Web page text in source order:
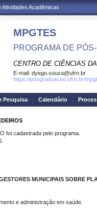
Acadêmicas
MPGTES
PROGRAMA DE
CENTRO DE CIÊNCIAS
E-mail: dyego.souza@ufrn.br
https://posgraduacao.ufrn.br/
Pesquisa Calendário
foi cadastrada pelo programa.
MUNICIPAIS SOBRE
e administração em saúde.